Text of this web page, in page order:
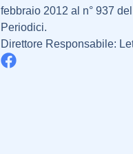
febbraio 2012 al n° 937
Periodici.
Direttore Responsabile: